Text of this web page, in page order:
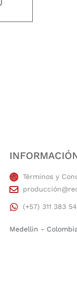
Términos y
(+57) 311 383
Medellin -